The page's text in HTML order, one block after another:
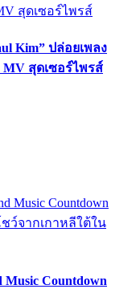
Kim” ปล่อยเพลง
MV สุดเซอร์ไพรส์
Countdown